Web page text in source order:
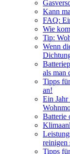
Kann
FAQ:
Wie
Tip:
Wenn
als man
Tipps
an!
Ein
Batterie
reinigen
Tipps